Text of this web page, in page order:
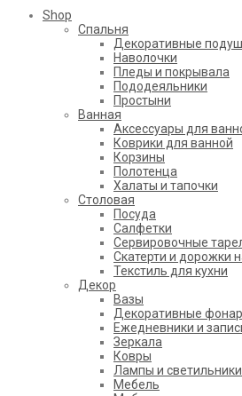
Shop
Cпальня
Декоративные
Наволочки
Пледы и покрывала
Пододеяльники
Простыни
Ванная
Аксессуары для
Коврики для ванной
Корзины
Полотенца
Халаты и тапочки
Столовая
Посуда
Салфетки
Сервировочные
Скатерти и дорожки
Текстиль для кухни
Декор
Вазы
Декоративные
Ежедневники и
Зеркала
Ковры
Лампы и светильники
Мебель